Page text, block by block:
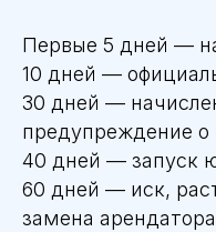
Первые 5 дней —
10 дней —
30 дней —
предупреждение о
40 дней — запуск
60 дней — иск,
замена